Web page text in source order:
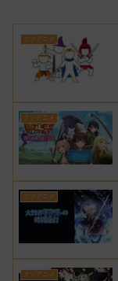
クソアニメ
クソアニメ
クソアニメ
クソアニメ